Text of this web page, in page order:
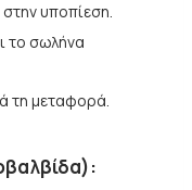
υποπίεση.
το σωλήνα
τη μεταφορά.